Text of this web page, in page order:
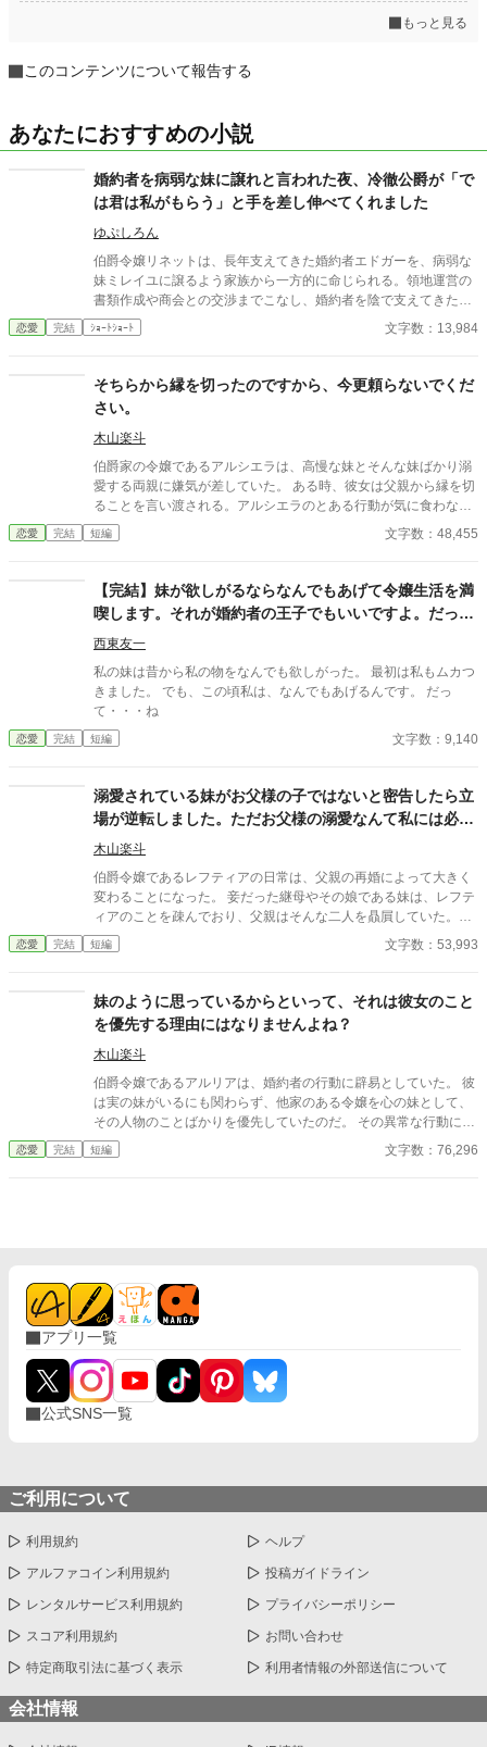
もっと見る
このコンテンツについて報告する
あなたにおすすめの小説
婚約者を病弱な妹に譲れと言われた夜、冷徹公爵が「で
は君は私がもらう」と手を差し伸べてくれました
ゆぷしろん
伯爵令嬢リネットは、長年支えてきた婚約者エドガーを、病弱な
妹ミレイユに譲るよう家族から一方的に命じられる。領地運営の
書類作成や商会との交渉までこなし、婚約者を陰で支えてきたに
もかかわらず、その働きはすべて当然のように奪われてきたの
だ。 失意の中で婚約解消を受け入れたリネットの前に現れたの
リネットの才覚を見抜き、「では君は私がもらう」と告げて、公
爵領へ迎え入れる。 ようやく自分の能力を正当に認められる場所
を得たリネットは、北方公爵領で筆頭補佐官として活躍し始め
る。一方、彼女を失った元婚約者と家族は、次第に行き詰まって
いき――。 これは、搾取され続けた令嬢が、自分の価値を認めて
くれる人と出会い、後悔する者たちを置き去りにして幸せを掴む
物語。
恋愛 完結 ｼｮｰﾄｼｮｰﾄ 文字数：13,984
そちらから縁を切ったのですから、今更頼らないでくだ
さい。
木山楽斗
伯爵家の令嬢であるアルシエラは、高慢な妹とそんな妹ばかり溺
愛する両親に嫌気が差していた。 ある時、彼女は父親から縁を切
ることを言い渡される。アルシエラのとある行動が気に食わなか
った妹が、父親にそう進言したのだ。 不安はあったが、アルシエ
ラはそれを受け入れた。 ある程度の年齢に達した時から、彼女は
ので、それを実行することにしたのだ。 伯爵家を追い出された彼
女は、商人としての生活を送っていた。 偶然にも人脈に恵まれた
彼女は、着々と力を付けていき、見事成功を収めたのである。 そ
んな彼女の元に、実家から申し出があった。 事情があって窮地に
立たされた伯爵家が、支援を求めてきたのだ。 しかしながら、そ
んな義理がある訳がなかった。 アルシエラは、両親や妹からの申
し出をきっぱりと断ったのである。 ※8話からの登場人物の名前
を変更しました。1話の登場人物とは別人です。（バーキントン
→ラナキンス）
恋愛 完結 短編 文字数：48,455
【完結】妹が欲しがるならなんでもあげて令嬢生活を満
喫します。それが婚約者の王子でもいいですよ。だっ
て…
西東友一
私の妹は昔から私の物をなんでも欲しがった。 最初は私もムカつ
きました。 でも、この頃私は、なんでもあげるんです。 だっ
て・・・ね
恋愛 完結 短編 文字数：9,140
溺愛されている妹がお父様の子ではないと密告したら立
場が逆転しました。ただお父様の溺愛なんて私には必要
ありません。
木山楽斗
伯爵令嬢であるレフティアの日常は、父親の再婚によって大きく
変わることになった。 妾だった継母やその娘である妹は、レフテ
ィアのことを疎んでおり、父親はそんな二人を贔屓していた。故
にレフティアは、苦しい生活を送ることになったのである。 しか
し彼女は、ある時とある事実を知ることになった。 父親が溺愛し
は、その事実を父親に密告した。すると調査が行われて、それが
事実であることが判明したのである。 その結果、父親は継母と妹
を排斥して、レフティアに愛情を注ぐようになった。 だが、レフ
ティアにとってそんなものは必要なかった。継母や妹ともに自分
を虐げていた父親も、彼女にとっては排除するべき対象だったの
である。
恋愛 完結 短編 文字数：53,993
妹のように思っているからといって、それは彼女のこと
を優先する理由にはなりませんよね？
木山楽斗
伯爵令嬢であるアルリアは、婚約者の行動に辟易としていた。 彼
は実の妹がいるにも関わらず、他家のある令嬢を心の妹として、
その人物のことばかりを優先していたのだ。 その異常な行動に、
アルリアは彼との婚約を破棄することを決めた。 いつでも心の妹
を優先する彼と婚約しても、家の利益にならないと考えたのだ。
場人物の名前を途中から間違えていました。メレティアではな
く、レメティアが正しい名前です。混乱させてしまい、誠に申し
訳ありません。（2024/08/10） ※登場人物の名前を途中から間違
えていました。モルダン子爵ではなく、ボルダン子爵が正しい名
前です。混乱させてしまい、誠に申し訳ありません。（2024/08/
14）
恋愛 完結 短編 文字数：76,296
アプリ一覧
公式SNS一覧
ご利用について
利用規約 ヘルプ
アルファコイン利用規約 投稿ガイドライン
レンタルサービス利用規約 プライバシーポリシー
スコア利用規約 お問い合わせ
特定商取引法に基づく表示 利用者情報の外部送信について
会社情報